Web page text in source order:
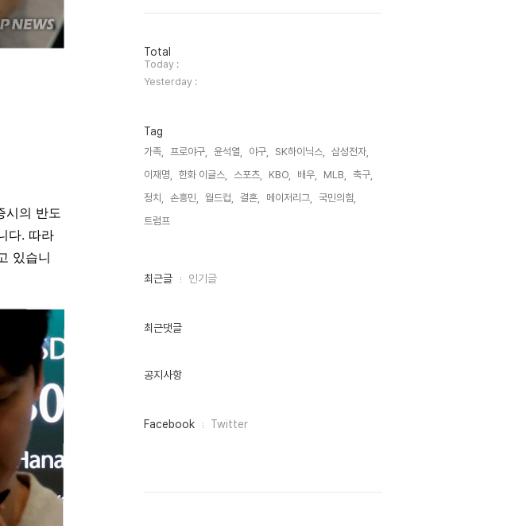
시의 반도
다. 따라
있습니
방
문
자
수
Total
Today :
Yesterday :
Tag
가족, 프로야구, 윤석열, 야구, SK하이닉스,
삼성전자,
이재명,
한화 이글스, 스포츠, KBO, 배우, MLB,
축구,
정치,
손흥민, 월드컵, 결혼, 메이저리그,
국민의힘,
트럼프,
최
인
최근글 인기글
최근댓글
공지사항
페
Facebook Twitter